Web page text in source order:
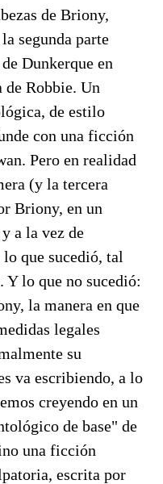
de Briony,
segunda parte
Dunkerque en
de Robbie. Un
de estilo
con una ficción
Pero en realidad
(y la tercera
Briony, en un
a la vez de
que sucedió, tal
lo que no sucedió:
la manera en que
legales
su
va escribiendo, a lo
creyendo en un
de base" de
una ficción
escrita por